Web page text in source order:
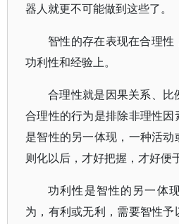
器人就更不可能做到这些了。
智性的存在表现在合理性
功利性和经验上。
合理性就是因果关系、比
合理性的行为是排除非理性
是智性的另一体现，一种活
则化以后，才好把握，才好便
功利性是智性的另一体
为，有利或无利，需要智性